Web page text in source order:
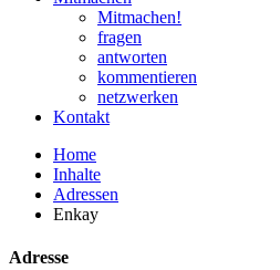
Mitmachen!
fragen
antworten
kommentieren
netzwerken
Kontakt
Home
Inhalte
Adressen
Enkay
Adresse